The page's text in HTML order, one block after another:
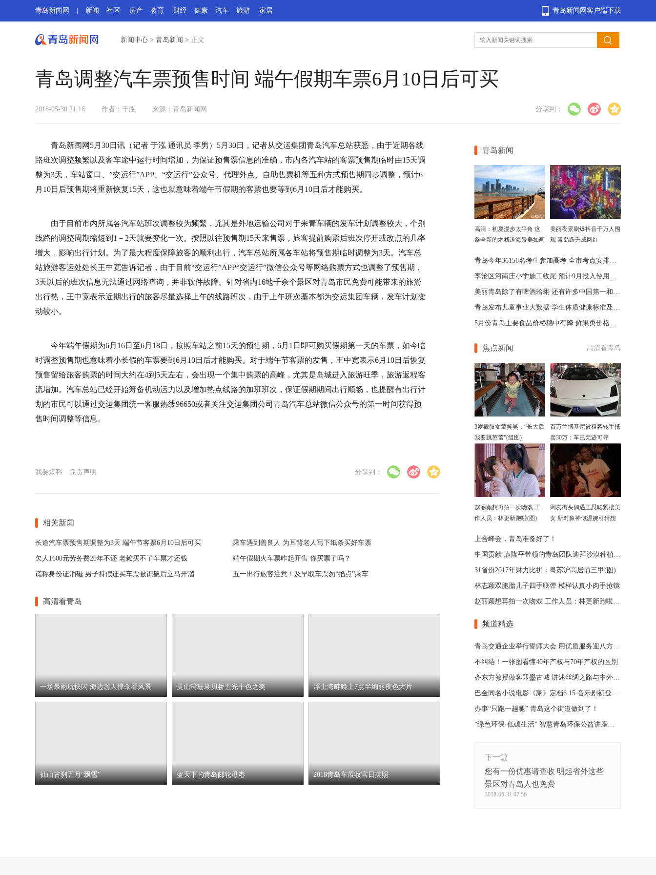
青岛新闻网客户端下载
青岛新闻网 新闻 社区 房产 教育 财经 健康 汽车 旅游 家居
新闻中心 > 青岛新闻 > 正文
青岛调整汽车票预售时间 端午假期车票6月10日后可买
2018-05-30 21:16 作者：于泓 来源： 青岛新闻网 分享到：
青岛新闻网5月30日讯（记者 于泓 通讯员 李男）5月30日，记者从交运集团青岛汽车总站获悉，由于近期各线
路班次调整频繁以及客车途中运行时间增加，为保证预售票信息的准确，市内各汽车站的客票预售期临时由15天调
整为3天，车站窗口、”交运行”APP、“交运行”公众号、代理外点、自助售票机等五种方式预售期同步调整，预计6
月10日后预售期将重新恢复15天，这也就意味着端午节假期的客票也要等到6月10日后才能购买。
由于目前市内所属各汽车站班次调整较为频繁，尤其是外地运输公司对于来青车辆的发车计划调整较大，个别
线路的调整周期缩短到1－2天就要变化一次。按照以往预售期15天来售票，旅客提前购票后班次停开或改点的几率
增大，影响出行计划。为了最大程度保障旅客的顺利出行，汽车总站所属各车站将预售期临时调整为3天。汽车总
站旅游客运处处长王中宽告诉记者，由于目前“交运行”APP“交运行”微信公众号等网络购票方式也调整了预售期，
3天以后的班次信息无法通过网络查询，并非软件故障。针对省内16地千余个景区对青岛市民免费可能带来的旅游
出行热，王中宽表示近期出行的旅客尽量选择上午的线路班次，由于上午班次基本都为交运集团车辆，发车计划变
动较小。
今年端午假期为6月16日至6月18日，按照车站之前15天的预售期，6月1日即可购买假期第一天的车票，如今临
时调整预售期也意味着小长假的车票要到6月10日后才能购买。对于端午节客票的发售，王中宽表示6月10日后恢复
预售留给旅客购票的时间大约在4到5天左右，会出现一个集中购票的高峰，尤其是岛城进入旅游旺季，旅游返程客
流增加。汽车总站已经开始筹备机动运力以及增加热点线路的加班班次，保证假期期间出行顺畅，也提醒有出行计
划的市民可以通过交运集团统一客服热线96650或者关注交运集团公司青岛汽车总站微信公众号的第一时间获得预
售时间调整等信息。
我要爆料 免责声明 分享到：
相关新闻
长途汽车票预售期调整为3天 端午节客票6月10日后可买 乘车遇到善良人 为耳背老人写下纸条买好车票
欠人1600元劳务费20年不还 老赖买不了车票才还钱 端午假期火车票昨起开售 你买票了吗？
谎称身份证消磁 男子持假证买车票被识破后立马开溜 五一出行旅客注意！及早取车票勿“掐点”乘车
高清看青岛
一场暴雨玩快闪 海边游人撑伞看风景 灵山湾珊瑚贝桥五光十色之美 浮山湾畔晚上7点半绚丽夜色大片
仙山古刹五月“飘雪” 蓝天下的青岛邮轮母港 2018青岛车展收官日美照
青岛新闻
高清：初夏漫步太平角 这
条全新的木栈道海景美如画
美丽夜景刷爆抖音千万人围
观 青岛跃升成网红
青岛今年36156名考生参加高考 全市考点安排表等出炉
李沧区河南庄小学施工收尾 预计9月投入使用配建32班
美丽青岛除了有啤酒蛤蜊 还有许多中国第一和世界之最
青岛发布儿童事业大数据 学生体质健康标准及格率95%
5月份青岛主要食品价格稳中有降 鲜果类价格涨跌互现
焦点新闻 高清看青岛
3岁截肢女童笑笑：“长大后
我要跳芭蕾”(组图)
百万兰博基尼被租客转手抵
卖30万：车已无迹可寻
赵丽颖想再拍一次吻戏 工
作人员：林更新跑啦(图)
网友街头偶遇王思聪紧搂美
女 新对象神似温婉引猜想
上合峰会，青岛准备好了！
中国贡献!袁隆平带领的青岛团队迪拜沙漠种植水稻获成功
31省份2017年财力比拼：粤苏沪高居前三甲(图)
林志颖双胞胎儿子四手联弹 模样认真小肉手抢镜
赵丽颖想再拍一次吻戏 工作人员：林更新跑啦(图)
频道精选
青岛交通企业举行誓师大会 用优质服务迎八方来宾(图)
不纠结！一张图看懂40年产权与70年产权的区别
齐东方教授做客即墨古城 讲述丝绸之路与中外文化交流
巴金同名小说电影《家》定档6.15 音乐剧初登大荧幕
办事“只跑一趟腿” 青岛这个街道做到了！
“绿色环保·低碳生活” 智慧青岛环保公益讲座进社区
下一篇
您有一份优惠请查收 明起省外这些
景区对青岛人也免费
2018-05-31 07:56